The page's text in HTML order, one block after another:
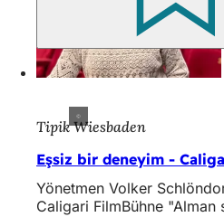
Tipik Wiesbaden
Eşsiz bir deneyim -
Yönetmen Volker
Caligari FilmBühne "Alman